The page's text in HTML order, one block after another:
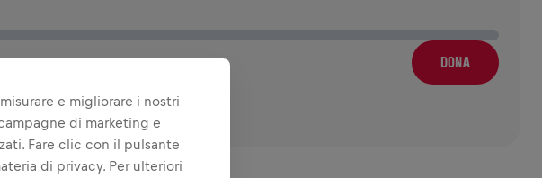
DONA
donazione viene
e migliorare i nostri
di marketing e
Fare clic con il pulsante
di privacy. Per ulteriori